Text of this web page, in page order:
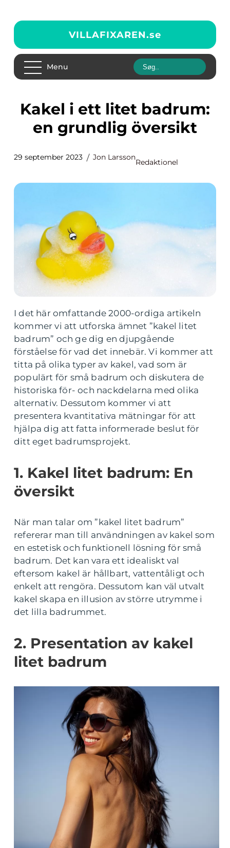
VILLAFIXAREN.se
Menu
Kakel i ett litet badrum:
en grundlig översikt
29 september 2023 Jon Larsson
Redaktionel
I det här omfattande 2000-ordiga artikeln
kommer vi att utforska ämnet ”kakel litet
badrum” och ge dig en djupgående
förståelse för vad det innebär. Vi kommer att
titta på olika typer av kakel, vad som är
populärt för små badrum och diskutera de
historiska för- och nackdelarna med olika
alternativ. Dessutom kommer vi att
presentera kvantitativa mätningar för att
hjälpa dig att fatta informerade beslut för
ditt eget badrumsprojekt.
1. Kakel litet badrum: En
översikt
När man talar om ”kakel litet badrum”
refererar man till användningen av kakel som
en estetisk och funktionell lösning för små
badrum. Det kan vara ett idealiskt val
eftersom kakel är hållbart, vattentåligt och
enkelt att rengöra. Dessutom kan väl utvalt
kakel skapa en illusion av större utrymme i
det lilla badrummet.
2. Presentation av kakel
litet badrum